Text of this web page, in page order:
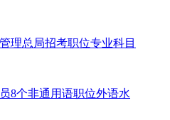
理总局招考职位专业科目
8个非通用语职位外语水